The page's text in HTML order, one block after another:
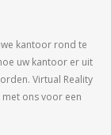
kantoor rond te
uw kantoor er uit
Virtual Reality
ons voor een